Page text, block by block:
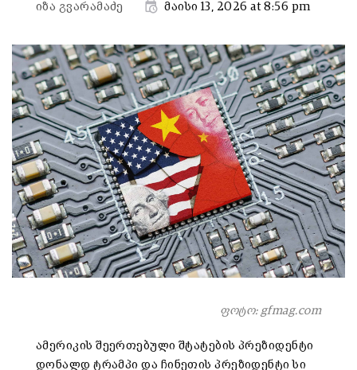
იზა გვარამაძე მაისი 13, 2026 at 8:56 pm
ფოტო: gfmag.com
ამერიკის შეერთებული შტატების პრეზიდენტი
დონალდ ტრამპი და ჩინეთის პრეზიდენტი სი